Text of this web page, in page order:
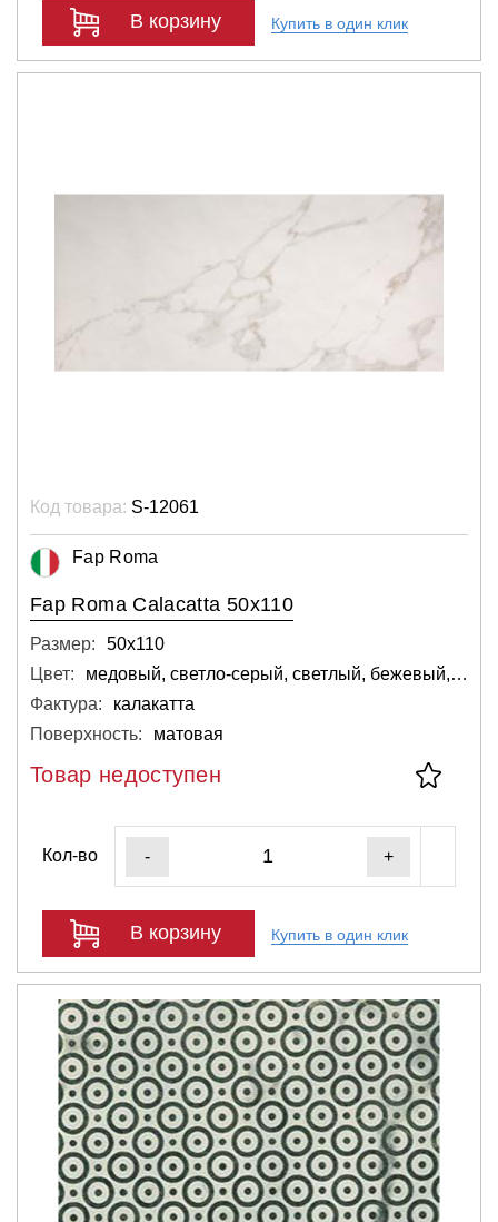
В корзину Купить в один клик
Код товара: S-12061
Fap Roma
Fap Roma Calacatta 50x110
Размер:
50х110
Цвет:
медовый, светло-серый, светлый, бежевый, белый, розовый
Фактура:
калакатта
Поверхность:
матовая
Товар недоступен
Кол-во - +
В корзину Купить в один клик